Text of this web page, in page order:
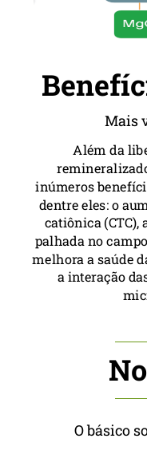
Mais
Além da
inúmeros
dentre eles: o
catiônica
palhada no
melhora a saúde
a interação
O básico